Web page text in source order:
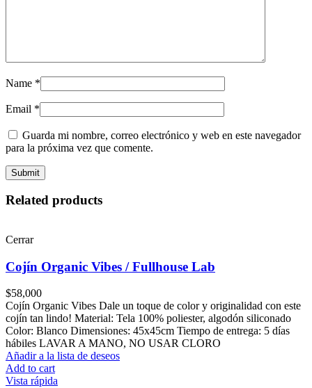
Name *
Email *
Guarda mi nombre, correo electrónico y web en este navegador
para la próxima vez que comente.
Related products
Cerrar
Cojín Organic Vibes / Fullhouse Lab
$58,000
Cojín Organic Vibes Dale un toque de color y originalidad con este
cojín tan lindo! Material: Tela 100% poliester, algodón siliconado
Color: Blanco Dimensiones: 45x45cm Tiempo de entrega: 5 días
hábiles LAVAR A MANO, NO USAR CLORO
Añadir a la lista de deseos
Add to cart
Vista rápida